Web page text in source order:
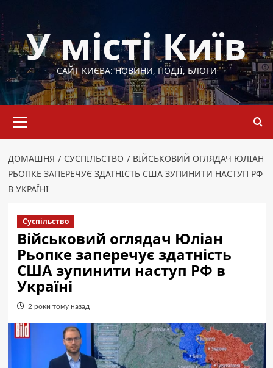
до
вмістуУ місті Київ
САЙТ КИЄВА: НОВИНИ, ПОДІЇ, БЛОГИ
меню
ДОМАШНЯ СУСПІЛЬСТВО
ВІЙСЬКОВИЙ ОГЛЯДАЧ ЮЛІАН
РЬОПКЕ ЗАПЕРЕЧУЄ ЗДАТНІСТЬ США ЗУПИНИТИ НАСТУП РФ
В УКРАЇНІ
Суспільство
Військовий оглядач Юліан
Рьопке заперечує здатність
США зупинити наступ РФ в
Україні
2 роки тому назад